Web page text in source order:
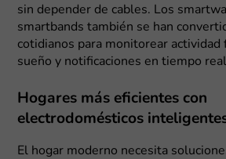
sin depender de cables. Los
smartbands también se han
cotidianos para monitorear actividad
sueño y notificaciones en tiempo
Hogares más eficientes con
electrodomésticos
El hogar moderno necesita